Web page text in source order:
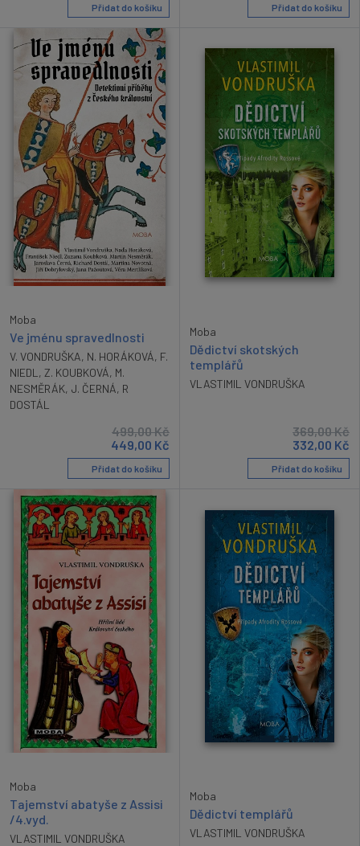
Přidat do košíku Přidat do košíku
Moba
Ve jménu spravedlnosti
V. VONDRUŠKA, N. HORÁKOVÁ, F.
NIEDL , Z. KOUBKOVÁ, M.
NESMĚRÁK, J. ČERNÁ, R
DOSTÁL
499,00Kč
449,00 Kč
Přidat do košíku
Moba
Dědictví skotských
templářů
VLASTIMIL VONDRUŠKA
369,00Kč
332,00 Kč
Přidat do košíku
Moba
Tajemství abatyše z Assisi
/4.vyd.
VLASTIMIL VONDRUŠKA
Moba
Dědictví templářů
VLASTIMIL VONDRUŠKA